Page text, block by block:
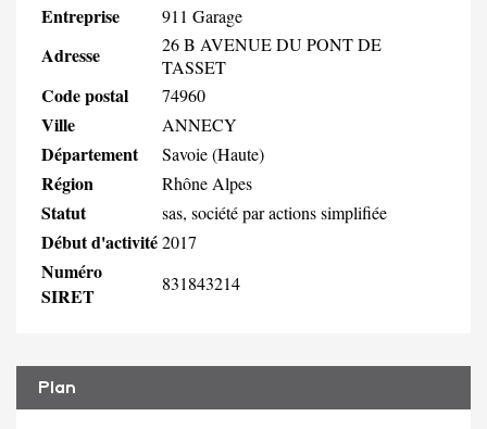
Entreprise 911 Garage
Adresse
26 B AVENUE DU PONT DE
TASSET
Code postal 74960
Ville ANNECY
Département Savoie (Haute)
Région Rhône Alpes
Statut sas, société par actions simplifiée
Début d'activité2017
Numéro
SIRET
831843214
Plan